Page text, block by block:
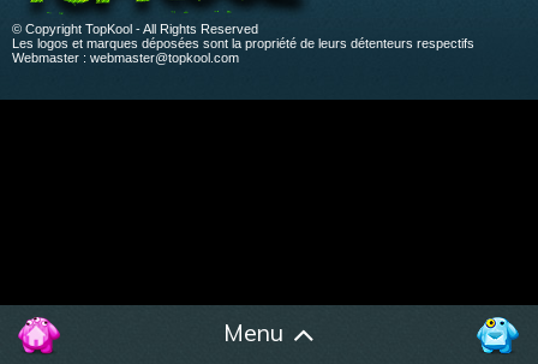
Menu
© Copyright TopKool - All Rights Reserved
Les logos et marques déposées sont la propriété de leurs détenteurs respectifs
Webmaster : webmaster@topkool.com